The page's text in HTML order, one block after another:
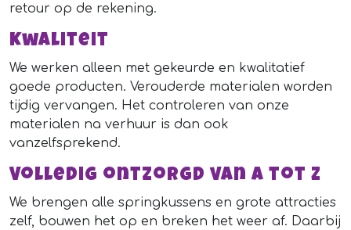
retour op de rekening.
Kwaliteit
We werken alleen met gekeurde en kwalitatief
goede producten. Verouderde materialen worden
tijdig vervangen. Het controleren van onze
materialen na verhuur is dan ook
vanzelfsprekend.
Volledig ontzorgd van A tot Z
We brengen alle springkussens en grote attracties
zelf, bouwen het op en breken het weer af. Daarbij